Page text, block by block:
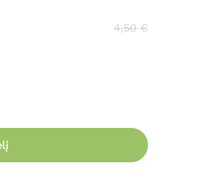
4,50€
pašto adresą ir interneto
vėl norėsiu parašyti